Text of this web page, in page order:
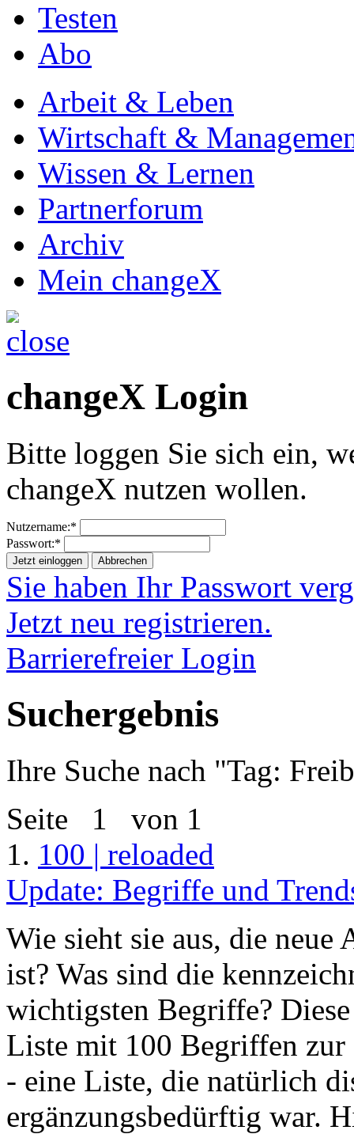
Testen
Abo
Arbeit & Leben
Wirtschaft &
Wissen & Lernen
Partnerforum
Archiv
Mein changeX
changeX Login
Bitte loggen Sie sich ein,
changeX nutzen wollen.
Nutzername:*
Passwort:*
Jetzt einloggen Abbrechen
Sie haben Ihr Passwort
Jetzt neu registrieren.
Barrierefreier Login
Suchergebnis
Ihre Suche nach "Tag:
Seite 1 von 1
1. 100 | reloaded
Update: Begriffe und
Wie sieht sie aus, die neue
ist? Was sind die
wichtigsten Begriffe?
Liste mit 100 Begriffen zur
- eine Liste, die natürlich
ergänzungsbedürftig war.